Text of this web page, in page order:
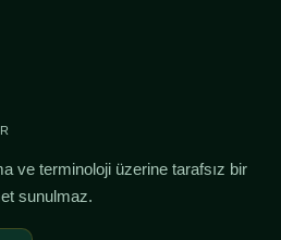
ve terminoloji üzerine tarafsız bir
sunulmaz.